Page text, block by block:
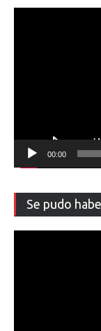
00:00
Se pudo